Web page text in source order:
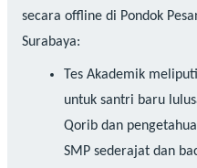
secara offline di Pondok
Surabaya:
Tes Akademik
untuk santri baru
Qorib dan
SMP sederajat dan